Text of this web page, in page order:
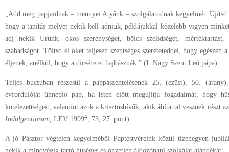
„Add meg papjaidnak – mennyei Atyánk – szolgálatodnak kegyelmét.
hogy a tanítás melyet nekik kell adniuk, példájukkal közelebb vigyen
adj nekik Urunk, okos szerénységet, bölcs szelídséget,
szabadságot. Töltsd el őket teljesen szentséges szereteteddel, hogy egészen
éljenek, anélkül, hogy a dicséretet hajhásznák.” (I. Nagy Szent Leó pápa)
Teljes búcsúban részesül a pappászentelésének 25. (ezüst), 50.
évfordulóját ünneplő pap, ha Isten előtt megújítja fogadalmát, hogy
kötelezettségeit, valamint azok a krisztushívők, akik áhítattal vesznek részt
Indulgentiarum, LEV 19994, 73, 27. pont).
A jó Pásztor végtelen kegyelméből Paptestvéreink közül tizenegyen